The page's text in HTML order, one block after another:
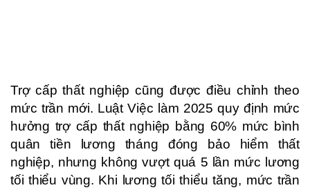
Trợ cấp thất nghiệp cũng được điều chỉnh theo
mức trần mới. Luật Việc làm 2025 quy định mức
hưởng trợ cấp thất nghiệp bằng 60% mức bình
quân tiền lương tháng đóng bảo hiểm thất
nghiệp, nhưng không vượt quá 5 lần mức lương
tối thiểu vùng. Khi lương tối thiểu tăng, mức trần